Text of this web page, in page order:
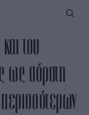
του
ως αόρατη